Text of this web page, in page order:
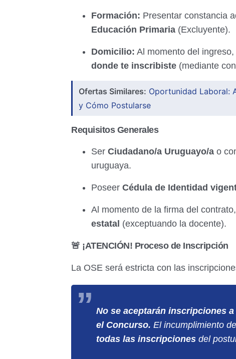
Formación: Presentar constancia
Educación Primaria (Excluyente).
Domicilio: Al momento del
donde te inscribiste (mediante
Ofertas Similares: Oportunidad Laboral:
y Cómo Postularse
Requisitos Generales
Ser Ciudadano/a Uruguayo/a o
uruguaya.
Poseer Cédula de Identidad
Al momento de la firma del contrato,
estatal (exceptuando la docente).
🚨 ¡ATENCIÓN! Proceso de Inscripción
La OSE será estricta con las
No se aceptarán inscripciones
el Concurso. El incumplimiento
todas las inscripciones del